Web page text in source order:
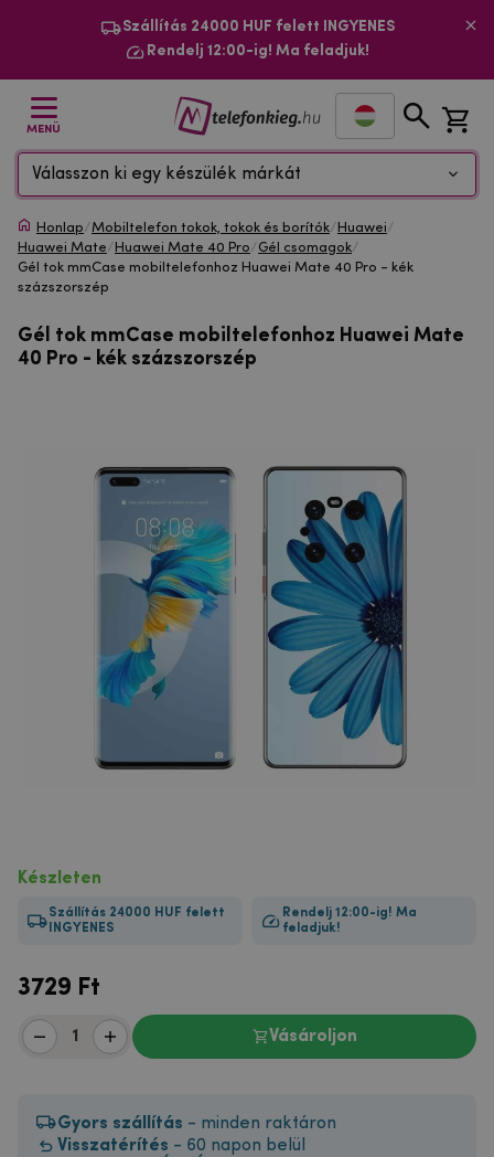
Szállítás 24000 HUF felett INGYENES
Rendelj 12:00-ig! Ma feladjuk!
MENÜ
Válasszon ki egy készülék márkát
Honlap/Mobiltelefon tokok, tokok és borítók/ Huawei/
Huawei Mate/ Huawei Mate 40 Pro/Gél csomagok/
Gél tok mmCase mobiltelefonhoz Huawei Mate 40 Pro - kék
százszorszép
Gél tok mmCase mobiltelefonhoz Huawei Mate
40 Pro - kék százszorszép
Készleten
Szállítás 24000 HUF felett
INGYENES
Rendelj 12:00-ig! Ma
feladjuk!
3729 Ft
Vásároljon
Gyors szállítás - minden raktáron
Visszatérítés - 60 napon belül